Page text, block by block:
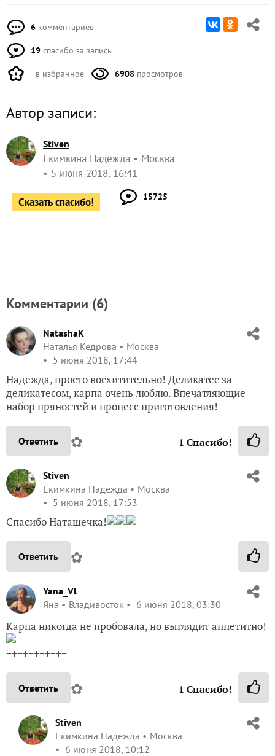
6 комментариев
19 спасибо за запись
в избранное 6908 просмотров
Автор записи:
Stiven
Екимкина Надежда
Москва
5 июня 2018, 16:41
Сказать спасибо! 15725
Комментарии (6)
NatashaK
Наталья Кедрова
Москва
5 июня 2018, 17:44
Надежда, просто восхитительно! Деликатес за
деликатесом, карпа очень люблю. Впечатляющие
набор пряностей и процесс приготовления!
Ответить ✿ 1 Спасибо!
Stiven
Екимкина Надежда
Москва
5 июня 2018, 17:53
Спасибо Наташечка!
Ответить ✿
Yana_Vl
Яна
Владивосток 6 июня 2018, 03:30
Карпа никогда не пробовала, но выглядит аппетитно!
+++++++++++
Ответить ✿ 1 Спасибо!
Stiven
Екимкина Надежда
Москва
6 июня 2018, 10:12